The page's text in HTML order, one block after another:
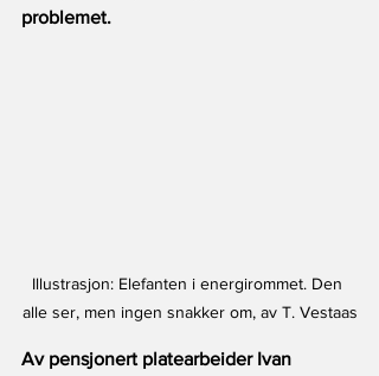
problemet.
Illustrasjon: Elefanten i energirommet. Den
alle ser, men ingen snakker om, av T. Vestaas
Av pensjonert platearbeider Ivan